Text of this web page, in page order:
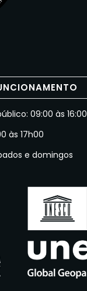
09:00 às 16:00
às 17h00
e domingos